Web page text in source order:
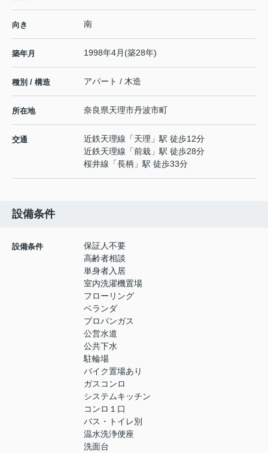
向き 南
築年月 1998年4月(築28年)
種別 / 構造 アパート / 木造
所在地 奈良県天理市丹波市町
交通 近鉄天理線 「天理 」駅 徒歩12分
近鉄天理線 「前栽 」駅 徒歩28分
桜井線 「長柄 」駅 徒歩33分
設備条件
設備条件
保証人不要
高齢者相談
単身者入居
室内洗濯機置場
フローリング
ベランダ
プロパンガス
公営水道
公共下水
駐輪場
バイク置場あり
ガスコンロ
システムキッチン
コンロ１口
バス・トイレ別
温水洗浄便座
洗面台